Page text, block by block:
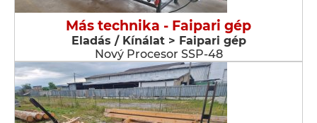
Más technika - Faipari gép
Eladás / Kínálat > Faipari gép
Nový Procesor SSP-48